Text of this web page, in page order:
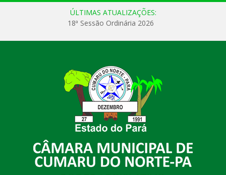
ÚLTIMAS ATUALIZAÇÕES:
18ª Sessão Ordinária 2026